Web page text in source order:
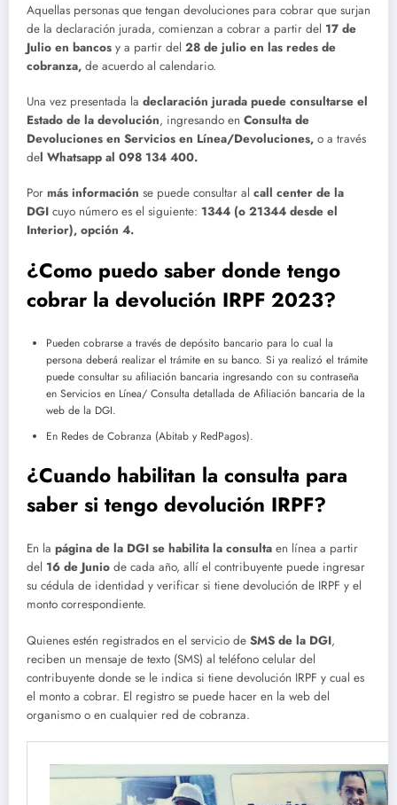
Aquellas personas que tengan devoluciones para cobrar que surjan
de la declaración jurada, comienzan a cobrar a partir del 17 de
Julio en bancos y a partir del 28 de julio en las redes de
cobranza, de acuerdo al calendario.
Una vez presentada la declaración jurada puede consultarse el
Estado de la devolución, ingresando en Consulta de
Devoluciones en Servicios en Línea/Devoluciones, o a través
del Whatsapp al 098 134 400.
Por más información se puede consultar al call center de la
DGI cuyo número es el siguiente: 1344 (o 21344 desde el
Interior), opción 4.
¿Como puedo saber donde tengo
cobrar la devolución IRPF 2023?
Pueden cobrarse a través de depósito bancario para lo cual la
persona deberá realizar el trámite en su banco. Si ya realizó el trámite
puede consultar su afiliación bancaria ingresando con su contraseña
en Servicios en Línea/ Consulta detallada de Afiliación bancaria de la
web de la DGI.
En Redes de Cobranza (Abitab y RedPagos).
¿Cuando habilitan la consulta para
saber si tengo devolución IRPF?
En la página de la DGI se habilita la consulta en línea a partir
del 16 de Junio de cada año, allí el contribuyente puede ingresar
su cédula de identidad y verificar si tiene devolución de IRPF y el
monto correspondiente.
Quienes estén registrados en el servicio de SMS de la DGI,
reciben un mensaje de texto (SMS) al teléfono celular del
contribuyente donde se le indica si tiene devolución IRPF y cual es
el monto a cobrar. El registro se puede hacer en la web del
organismo o en cualquier red de cobranza.